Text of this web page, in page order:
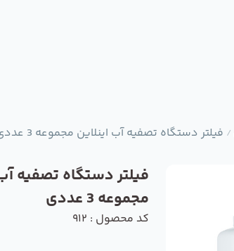
/ فیلتر دستگاه تصفیه آب اینلاین مجموعه 3 عددی
فیلتر دستگاه تصفیه
مجموعه 3 عددی
کد محصول : 912